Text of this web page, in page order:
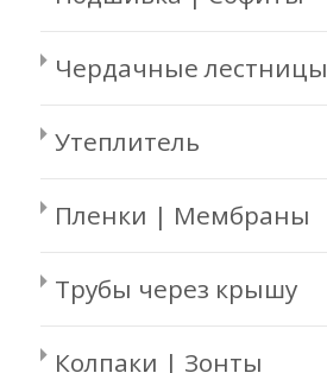
Чердачные лестницы
Утеплитель
Пленки | Мембраны
Трубы через крышу
Колпаки | Зонты